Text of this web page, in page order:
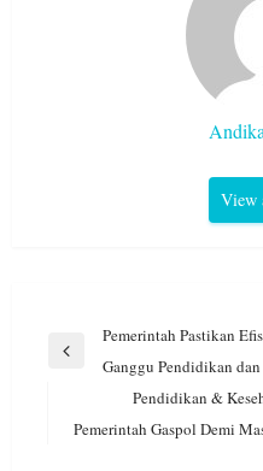
View
Navigasi
Previous
Pemerintah Pastikan
Ganggu Pendidikan dan
Next
Pendidikan &
Pemerintah Gaspol Demi